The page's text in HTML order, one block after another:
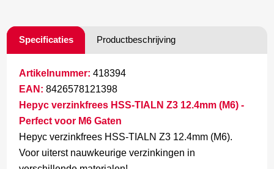
Specificaties Productbeschrijving
Artikelnummer: 418394
EAN: 8426578121398
Hepyc verzinkfrees HSS-TIALN Z3 12.4mm (M6) -
Perfect voor M6 Gaten
Hepyc verzinkfrees HSS-TIALN Z3 12.4mm (M6).
Voor uiterst nauwkeurige verzinkingen in